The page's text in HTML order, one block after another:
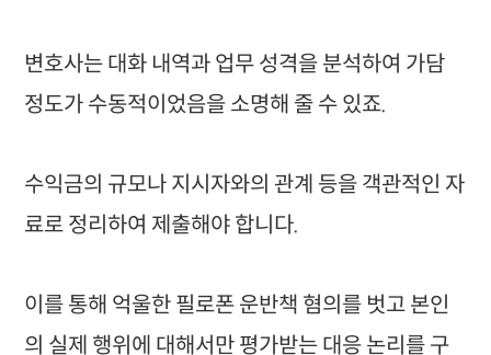
변호사는 대화 내역과 업무 성격을 분석하여 가담
정도가 수동적이었음을 소명해 줄 수 있죠.
수익금의 규모나 지시자와의 관계 등을 객관적인 자
료로 정리하여 제출해야 합니다.
이를 통해 억울한 필로폰 운반책 혐의를 벗고 본인
의 실제 행위에 대해서만 평가받는 대응 논리를 구